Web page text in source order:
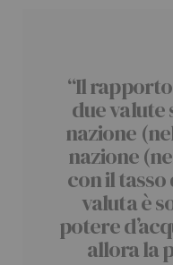
“Il
due valute
nazione
nazione
con il
valuta è
potere
allora la